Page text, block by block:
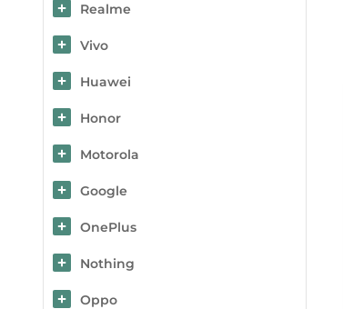
Realme
Vivo
Huawei
Honor
Motorola
Google
OnePlus
Nothing
Oppo